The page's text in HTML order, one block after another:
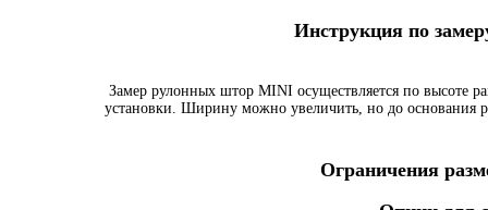
Инструкция по
Замер рулонных штор MINI осуществляется по высоте
установки. Ширину можно увеличить, но до основания
Ограничения